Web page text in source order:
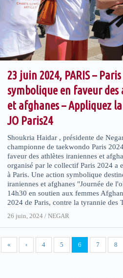
23 juin 2024, PARIS –
symbolique en faveur
et afghanes – Appliquez
JO Paris24
Shoukria Haidar , présidente de
championne de taekwondo Paris
faveur des athlètes iraniennes et
organisé par le collectif Paris 2024 a
à Paris. Une action symbolique
iraniennes et afghanes "Journée de
14h30 en soutien aux femmes
2024 de Paris, contre la tyrannie des
26 juin, 2024 / NEGAR
« ‹ 4 5 6 7 8